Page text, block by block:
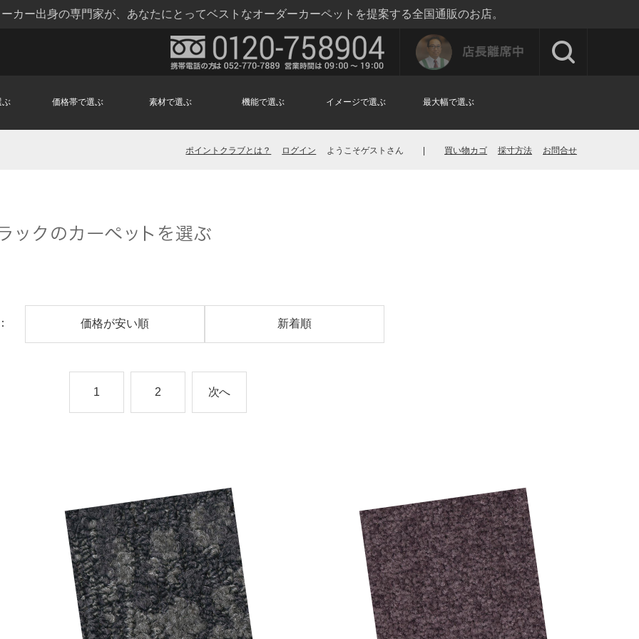
カー出身の専門家が、あなたにとってベストなオーダーカーペットを提案する全国通販のお店。
ぶ 価格帯で選ぶ 素材で選ぶ 機能で選ぶ イメージで選ぶ 最大幅で選ぶ
ポイントクラブとは？ ログイン ようこそゲストさん 買い物カゴ 採寸方法 お問合せ
価格が安い順 新着順
1 2 次へ